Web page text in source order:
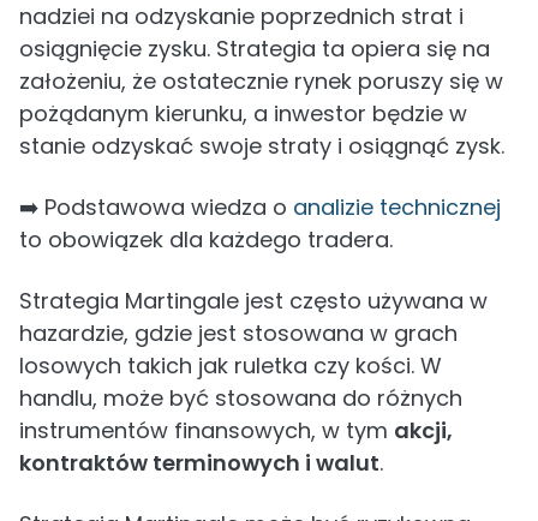
nadziei na odzyskanie poprzednich strat i
osiągnięcie zysku. Strategia ta opiera się na
założeniu, że ostatecznie rynek poruszy się w
pożądanym kierunku, a inwestor będzie w
stanie odzyskać swoje straty i osiągnąć zysk.
➡️ Podstawowa wiedza o analizie technicznej
to obowiązek dla każdego tradera.
Strategia Martingale jest często używana w
hazardzie, gdzie jest stosowana w grach
losowych takich jak ruletka czy kości. W
handlu, może być stosowana do różnych
instrumentów finansowych, w tym akcji,
kontraktów terminowych i walut.